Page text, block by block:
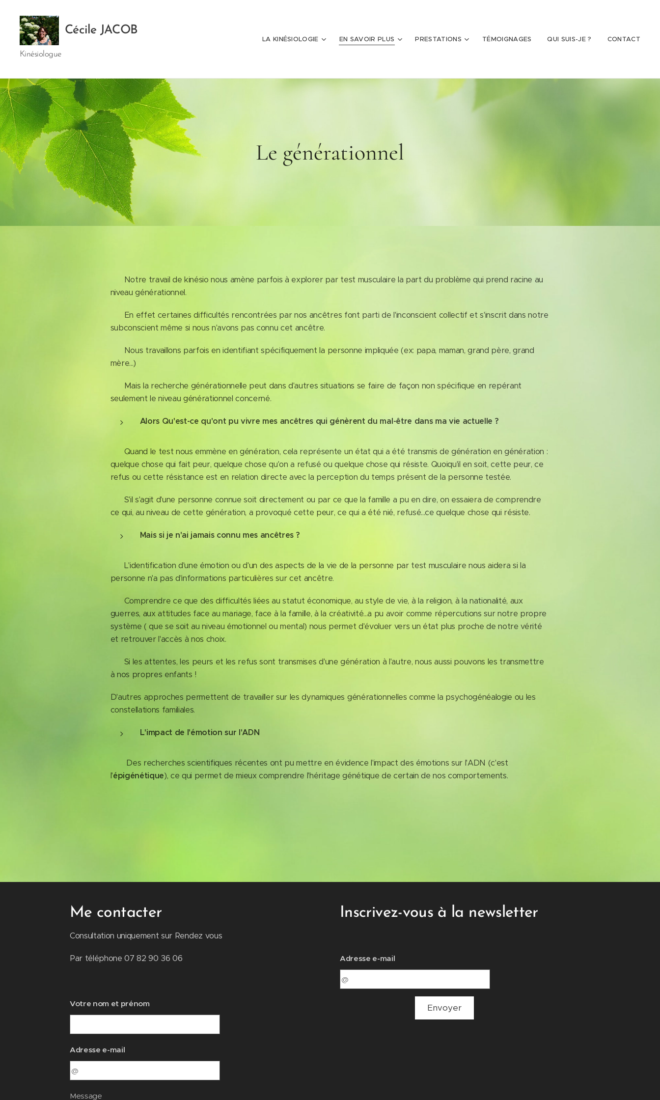
Cécile JACOB
Kinésiologue
LA KINÉSIOLOGIE EN SAVOIR PLUS PRESTATIONS TÉMOIGNAGES QUI SUIS-JE ? CONTACT
Le générationnel
Notre travail de kinésio nous amène parfois à explorer par test musculaire la part du problème qui prend racine au
niveau générationnel.
En effet certaines difficultés rencontrées par nos ancêtres font parti de l'inconscient collectif et s'inscrit dans notre
subconscient même si nous n'avons pas connu cet ancêtre.
Nous travaillons parfois en identifiant spécifiquement la personne impliquée (ex: papa, maman, grand père, grand
mère...)
Mais la recherche générationnelle peut dans d'autres situations se faire de façon non spécifique en repérant
seulement le niveau générationnel concerné.
Alors Qu'est-ce qu'ont pu vivre mes ancêtres qui génèrent du mal-être dans ma vie actuelle ?
Quand le test nous emmène en génération, cela représente un état qui a été transmis de génération en génération :
quelque chose qui fait peur, quelque chose qu'on a refusé ou quelque chose qui résiste. Quoiqu'il en soit, cette peur, ce
refus ou cette résistance est en relation directe avec la perception du temps présent de la personne testée.
S'il s'agit d'une personne connue soit directement ou par ce que la famille a pu en dire, on essaiera de comprendre
ce qui, au niveau de cette génération, a provoqué cette peur, ce qui a été nié, refusé...ce quelque chose qui résiste.
Mais si je n'ai jamais connu mes ancêtres ?
L'identification d'une émotion ou d'un des aspects de la vie de la personne par test musculaire nous aidera si la
personne n'a pas d'informations particulières sur cet ancêtre.
Comprendre ce que des difficultés liées au statut économique, au style de vie, à la religion, à la nationalité, aux
guerres, aux attitudes face au mariage, face à la famille, à la créativité...a pu avoir comme répercutions sur notre propre
système ( que se soit au niveau émotionnel ou mental) nous permet d'évoluer vers un état plus proche de notre vérité
et retrouver l'accès à nos choix.
Si les attentes, les peurs et les refus sont transmises d'une génération à l'autre, nous aussi pouvons les transmettre
à nos propres enfants !
D'autres approches permettent de travailler sur les dynamiques générationnelles comme la psychogénéalogie ou les
constellations familiales.
L'impact de l'émotion sur l'ADN
Des recherches scientifiques récentes ont pu mettre en évidence l'impact des émotions sur l'ADN (c'est
l'épigénétique), ce qui permet de mieux comprendre l'héritage génétique de certain de nos comportements.
Me contacter
Consultation uniquement sur Rendez vous
Par téléphone 07 82 90 36 06
Votre nom et prénom
Adresse e-mail
Message
Inscrivez-vous à la newsletter
Adresse e-mail
Envoyer